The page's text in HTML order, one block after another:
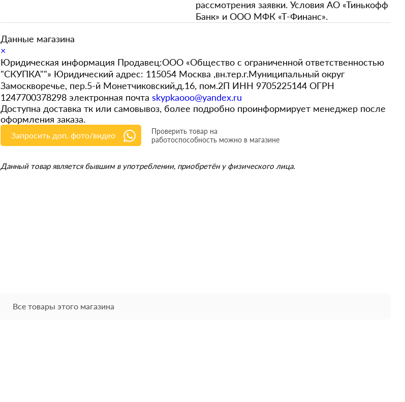
рассмотрения заявки. Условия АО «Тинькофф
Банк» и ООО МФК «Т-Финанс».
Данные магазина
×
Юридическая информация Продавец:ООО «Общество с ограниченной ответственностью
"СКУПКА""» Юридический адрес: 115054 Москва ,вн.тер.г.Муниципальный округ
Замоскворечье, пер.5-й Монетчиковский,д.16, пом.2П ИНН 9705225144 ОГРН
1247700378298 электронная почта skypkaooo@yandex.ru
Доступна доставка тк или самовывоз, более подробно проинформирует менеджер после
оформления заказа.
Запросить доп. фото/видео
Проверить товар на
работоспособность можно в магазине
Данный товар является бывшим в употреблении, приобретён у физического лица.
Все товары этого магазина